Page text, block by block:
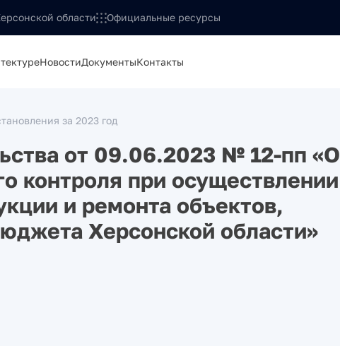
области Официальные ресурсы
НовостиДокументыКонтакты
за 2023 год
от 09.06.2023 № 12-пп «О
контроля при осуществлении
и ремонта объектов,
Херсонской области»